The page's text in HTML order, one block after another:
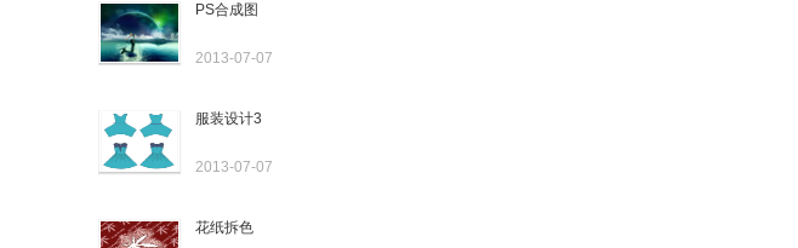
PS合成图
2013-07-07
服装设计3
2013-07-07
花纸拆色